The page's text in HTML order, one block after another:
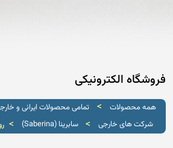
فروشگاه الکترونیکی
همه محصولات > تمامی محصولات ایرانی و
شرکت های خارجی > سابرینا (Saberina) >